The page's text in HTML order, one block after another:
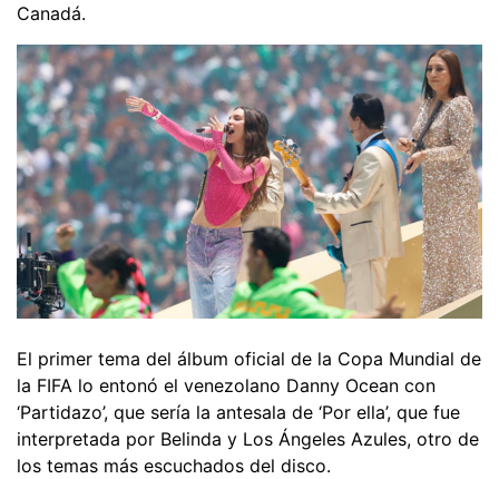
Canadá.
El primer tema del álbum oficial de la Copa Mundial de
la FIFA lo entonó el venezolano Danny Ocean con
‘Partidazo’, que sería la antesala de ‘Por ella’, que fue
interpretada por Belinda y Los Ángeles Azules, otro de
los temas más escuchados del disco.